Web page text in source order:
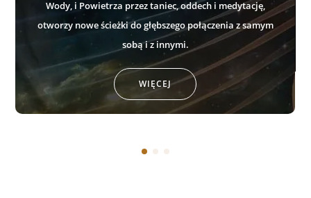
Wody, i Powietrza przez taniec, oddech i medytację,
otworzy nowe ścieżki do głębszego połączenia z samym
sobą i z innymi.
WIĘCEJ